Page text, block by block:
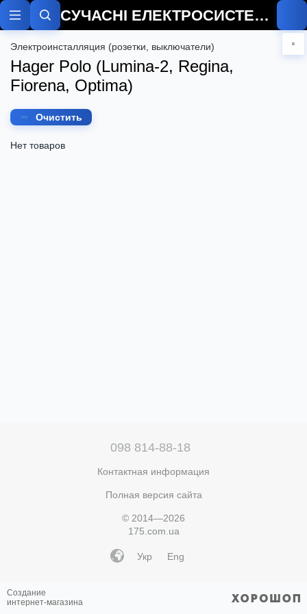
Электроинсталляция (розетки, выключатели)
Hager Polo (Lumina-2, Regina,
Fiorena, Optima)
Очистить
Нет товаров
098 814-88-18
Контактная информация
Полная версия сайта
© 2014—2026
175.com.ua
Укр Eng
Создание
интернет-магазина
СУЧАСНІ ЕЛЕКТРОСИСТЕМИ